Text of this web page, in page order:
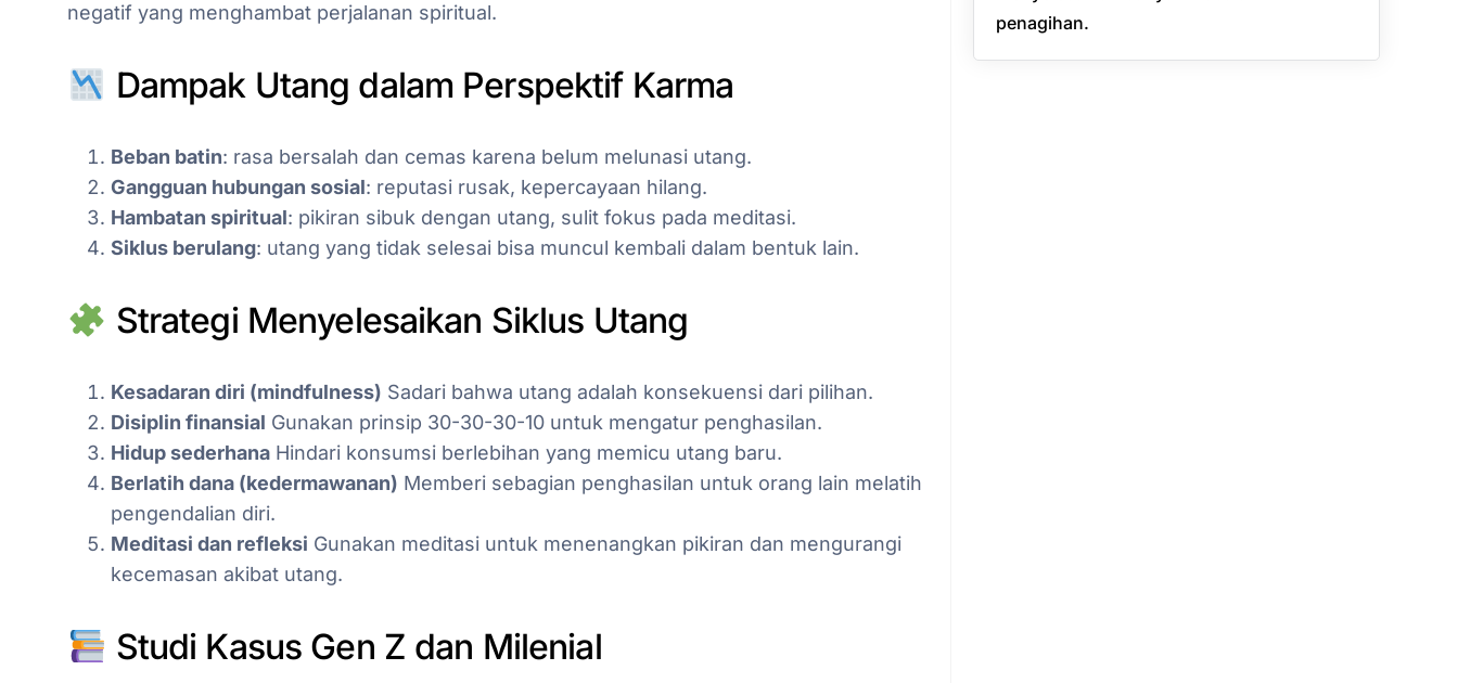
negatif yang menghambat perjalanan spiritual.
Dampak Utang dalam Perspektif Karma
Beban batin: rasa bersalah dan cemas karena belum melunasi utang.
Gangguan hubungan sosial: reputasi rusak, kepercayaan hilang.
Hambatan spiritual: pikiran sibuk dengan utang, sulit fokus pada meditasi.
Siklus berulang: utang yang tidak selesai bisa muncul kembali dalam bentuk lain.
Strategi Menyelesaikan Siklus Utang
Kesadaran diri (mindfulness) Sadari bahwa utang adalah konsekuensi dari pilihan.
Disiplin finansial Gunakan prinsip 30-30-30-10 untuk mengatur penghasilan.
Hidup sederhana Hindari konsumsi berlebihan yang memicu utang baru.
Berlatih dana (kedermawanan) Memberi sebagian penghasilan untuk orang lain melatih
pengendalian diri.
Meditasi dan refleksi Gunakan meditasi untuk menenangkan pikiran dan mengurangi
kecemasan akibat utang.
Studi Kasus Gen Z dan Milenial
penagihan.